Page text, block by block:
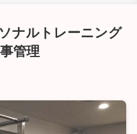
ナルトレーニング
管理